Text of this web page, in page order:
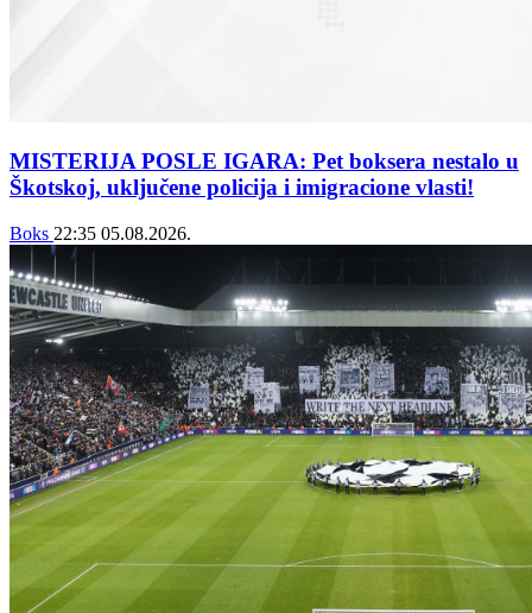
MISTERIJA POSLE IGARA: Pet boksera nestalo u
Škotskoj, uključene policija i imigracione vlasti!
Boks 22:35 05.08.2026.